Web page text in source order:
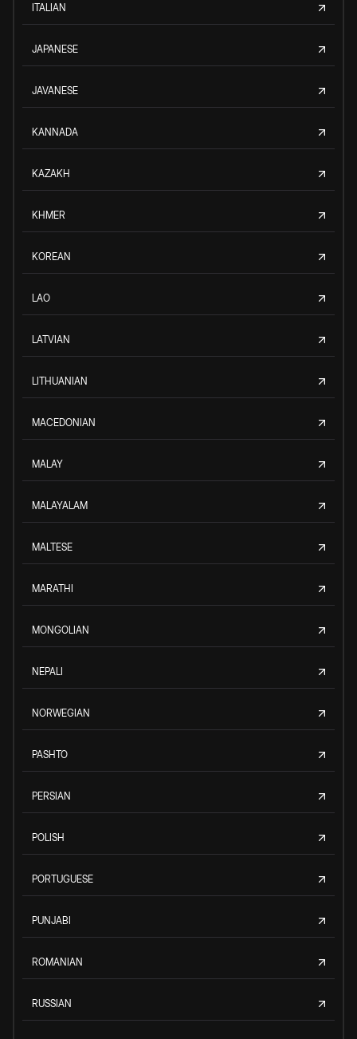
ITALIAN
JAPANESE
JAVANESE
KANNADA
KAZAKH
KHMER
KOREAN
LAO
LATVIAN
LITHUANIAN
MACEDONIAN
MALAY
MALAYALAM
MALTESE
MARATHI
MONGOLIAN
NEPALI
NORWEGIAN
PASHTO
PERSIAN
POLISH
PORTUGUESE
PUNJABI
ROMANIAN
RUSSIAN